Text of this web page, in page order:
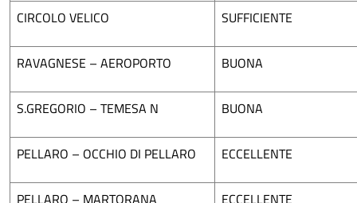
CIRCOLO VELICO SUFFICIENTE
RAVAGNESE – AEROPORTO BUONA
S.GREGORIO – TEMESA N BUONA
PELLARO – OCCHIO DI PELLARO ECCELLENTE
PELLARO – MARTORANA ECCELLENTE